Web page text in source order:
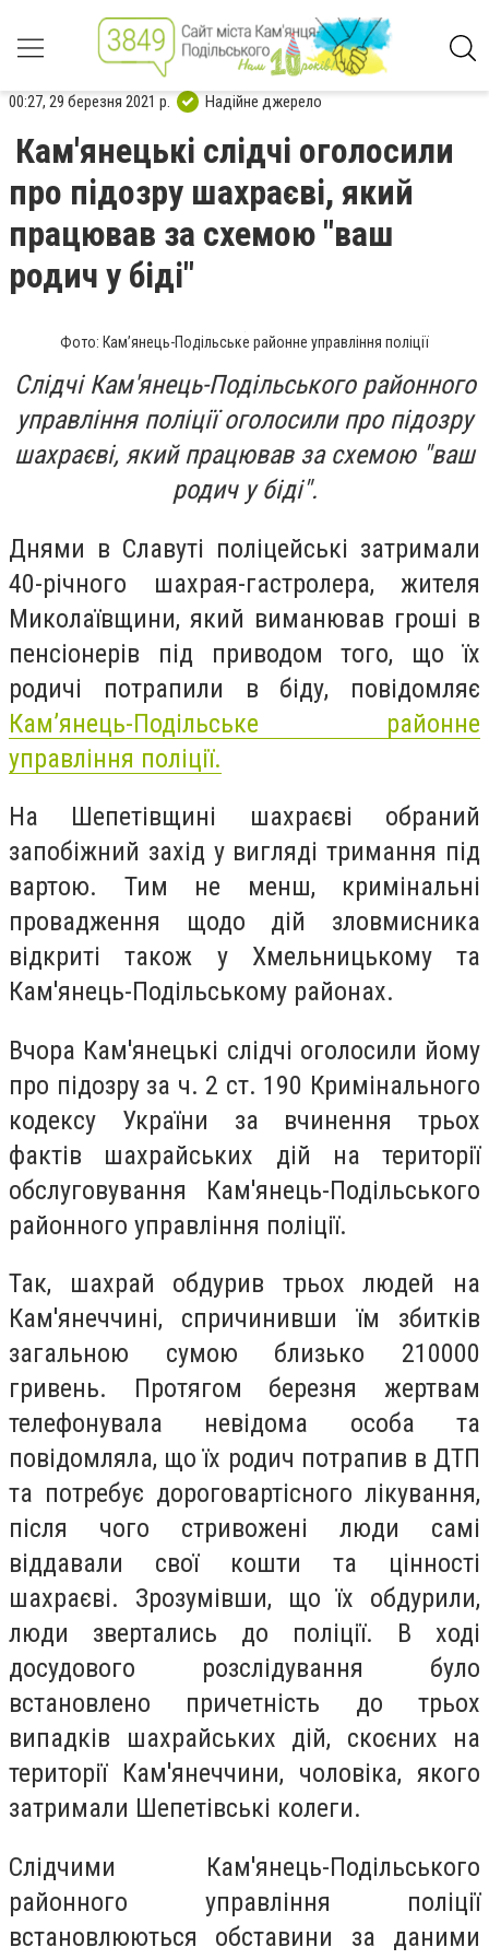
00:27, 29 березня 2021 р. Надійне джерело
Кам'янецькі слідчі оголосили
про підозру шахраєві, який
працював за схемою "ваш
родич у біді"
Фото: Кам’янець-Подільське районне управління поліції
Слідчі Кам'янець-Подільського районного
управління поліції оголосили про підозру
шахраєві, який працював за схемою "ваш
родич у біді".
Днями в Славуті поліцейські затримали
40-річного шахрая-гастролера, жителя
Миколаївщини, який виманював гроші в
пенсіонерів під приводом того, що їх
родичі потрапили в біду, повідомляє
Кам’янець-Подільське районне
управління поліції.
На Шепетівщині шахраєві обраний
запобіжний захід у вигляді тримання під
вартою. Тим не менш, кримінальні
провадження щодо дій зловмисника
відкриті також у Хмельницькому та
Кам'янець-Подільському районах.
Вчора Кам'янецькі слідчі оголосили йому
про підозру за ч. 2 ст. 190 Кримінального
кодексу України за вчинення трьох
фактів шахрайських дій на території
обслуговування Кам'янець-Подільського
районного управління поліції.
Так, шахрай обдурив трьох людей на
Кам'янеччині, спричинивши їм збитків
загальною сумою близько 210000
гривень. Протягом березня жертвам
телефонувала невідома особа та
повідомляла, що їх родич потрапив в ДТП
та потребує дороговартісного лікування,
після чого стривожені люди самі
віддавали свої кошти та цінності
шахраєві. Зрозумівши, що їх обдурили,
люди звертались до поліції. В ході
досудового розслідування було
встановлено причетність до трьох
випадків шахрайських дій, скоєних на
території Кам'янеччини, чоловіка, якого
затримали Шепетівські колеги.
Слідчими Кам'янець-Подільського
районного управління поліції
встановлюються обставини за даними